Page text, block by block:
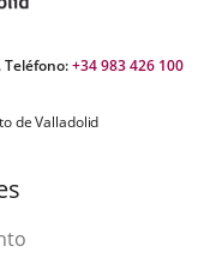
Teléfono:+34 983 426 100
de Valladolid